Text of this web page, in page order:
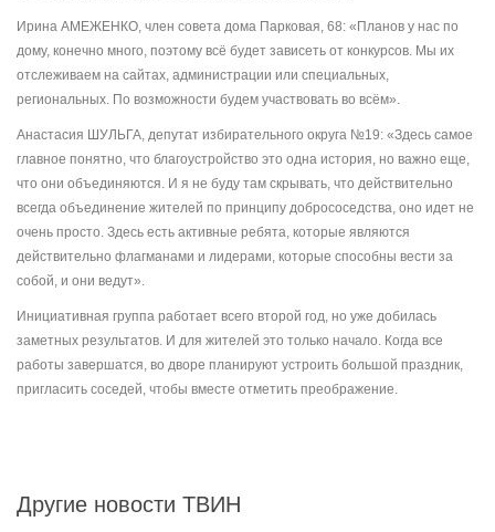
Ирина АМЕЖЕНКО, член совета дома Парковая, 68: «Планов у нас по
дому, конечно много, поэтому всё будет зависеть от конкурсов. Мы их
отслеживаем на сайтах, администрации или специальных,
региональных. По возможности будем участвовать во всём».
Анастасия ШУЛЬГА, депутат избирательного округа №19: «Здесь самое
главное понятно, что благоустройство это одна история, но важно еще,
что они объединяются. И я не буду там скрывать, что действительно
всегда объединение жителей по принципу добрососедства, оно идет не
очень просто. Здесь есть активные ребята, которые являются
действительно флагманами и лидерами, которые способны вести за
собой, и они ведут».
Инициативная группа работает всего второй год, но уже добилась
заметных результатов. И для жителей это только начало. Когда все
работы завершатся, во дворе планируют устроить большой праздник,
пригласить соседей, чтобы вместе отметить преображение.
Другие новости ТВИН